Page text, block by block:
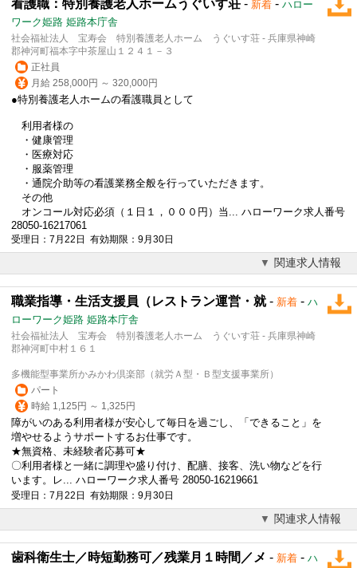
看護職：特別養護老人ホームうぐいす荘 - 新着 - ハロー
ワーク姫路 姫路本庁舎
社会福祉法人 宝寿会 特別養護老人ホーム うぐいす荘 - 兵庫県神崎
郡神河町福本字中茶屋山１２４１－３
正社員
月給 258,000円 ～ 320,000円
●特別養護老人ホームの看護職員として
利用者様の
・健康管理
・医療対応
・服薬管理
・通院介助等の看護業務全般を行っていただきます。
その他
オンコール対応必須（１日１，０００円）当... ハローワーク求人番号
28050-16217061
受理日：7月22日 有効期限：9月30日
関連求人情報
職業指導・生活支援員（レストラン運営・就- 新着 - ハ
ローワーク姫路 姫路本庁舎
社会福祉法人 宝寿会 特別養護老人ホーム うぐいす荘 - 兵庫県神崎
郡神河町中村１６１
多機能型事業所かみかわ倶楽部（就労Ａ型・Ｂ型支援事業所）
パート
時給 1,125円 ～ 1,325円
障がいのある利用者様が安心して毎日を過ごし、「できること」を
増やせるようサポートするお仕事です。
★無資格、未経験者応募可★
〇利用者様と一緒に調理や盛り付け、配膳、接客、洗い物などを行
います。レ... ハローワーク求人番号 28050-16219661
受理日：7月22日 有効期限：9月30日
関連求人情報
歯科衛生士／時短勤務可／残業月１時間／メ - 新着 - ハ